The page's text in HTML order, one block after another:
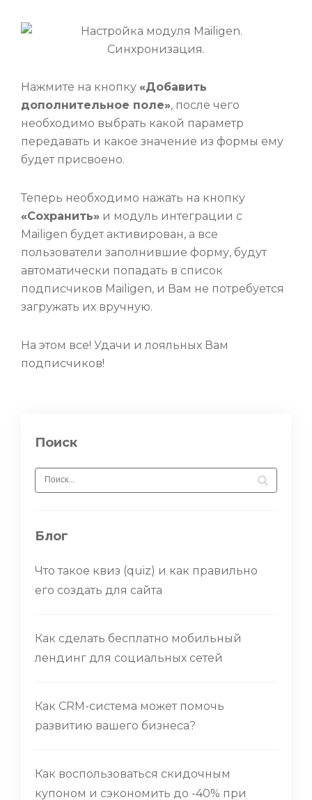
Нажмите на кнопку «Добавить
дополнительное поле», после чего
необходимо выбрать какой параметр
передавать и какое значение из формы ему
будет присвоено.
Теперь необходимо нажать на кнопку
«Сохранить» и модуль интеграции с
Mailigen будет активирован, а все
пользователи заполнившие форму, будут
автоматически попадать в список
подписчиков Mailigen, и Вам не потребуется
загружать их вручную.
На этом все! Удачи и лояльных Вам
подписчиков!
Поиск
Блог
Что такое квиз (quiz) и как правильно
его создать для сайта
Как сделать бесплатно мобильный
лендинг для социальных сетей
Как CRM-система может помочь
развитию вашего бизнеса?
Как воспользоваться скидочным
купоном и сэкономить до -40% при